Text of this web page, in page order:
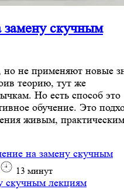
замену скучным
но не применяют новые
теорию, тут же
Но есть способ это
обучение. Это
живым,
на замену скучным
13 минут
скучным лекциям